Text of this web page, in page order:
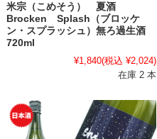
米宗（こめそう） 夏酒
Brocken Splash（ブロッケ
ン・スプラッシュ）無ろ過生酒
720ml
¥1,840(税込 ¥2,024)
在庫 2 本